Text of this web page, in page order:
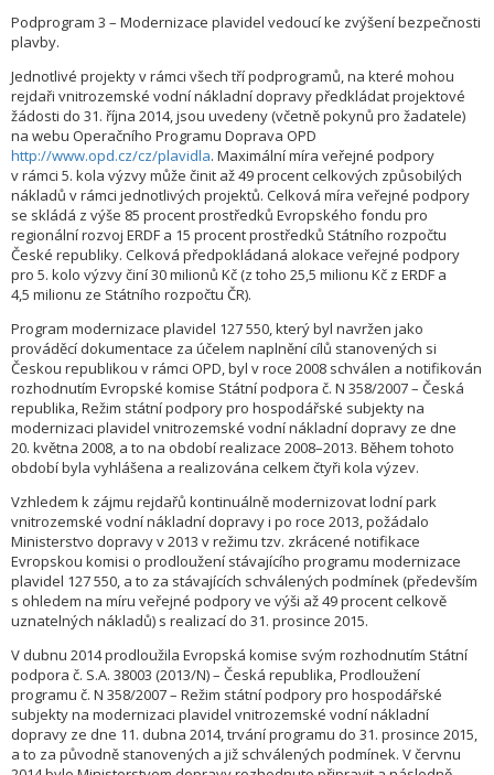
Podprogram 3 – Modernizace plavidel vedoucí ke zvýšení bezpečnosti
plavby.
Jednotlivé projekty v rámci všech tří podprogramů, na které mohou
rejdaři vnitrozemské vodní nákladní dopravy předkládat projektové
žádosti do 31. října 2014, jsou uvedeny (včetně pokynů pro žadatele)
na webu Operačního Programu Doprava OPD
http://www.opd.cz/cz/plavidla. Maximální míra veřejné podpory
v rámci 5. kola výzvy může činit až 49 procent celkových způsobilých
nákladů v rámci jednotlivých projektů. Celková míra veřejné podpory
se skládá z výše 85 procent prostředků Evropského fondu pro
regionální rozvoj ERDF a 15 procent prostředků Státního rozpočtu
České republiky. Celková předpokládaná alokace veřejné podpory
pro 5. kolo výzvy činí 30 milionů Kč (z toho 25,5 milionu Kč z ERDF a
4,5 milionu ze Státního rozpočtu ČR).
Program modernizace plavidel 127 550, který byl navržen jako
prováděcí dokumentace za účelem naplnění cílů stanovených si
Českou republikou v rámci OPD, byl v roce 2008 schválen a notifikován
rozhodnutím Evropské komise Státní podpora č. N 358/2007 – Česká
republika, Režim státní podpory pro hospodářské subjekty na
modernizaci plavidel vnitrozemské vodní nákladní dopravy ze dne
20. května 2008, a to na období realizace 2008–2013. Během tohoto
období byla vyhlášena a realizována celkem čtyři kola výzev.
Vzhledem k zájmu rejdařů kontinuálně modernizovat lodní park
vnitrozemské vodní nákladní dopravy i po roce 2013, požádalo
Ministerstvo dopravy v 2013 v režimu tzv. zkrácené notifikace
Evropskou komisi o prodloužení stávajícího programu modernizace
plavidel 127 550, a to za stávajících schválených podmínek (především
s ohledem na míru veřejné podpory ve výši až 49 procent celkově
uznatelných nákladů) s realizací do 31. prosince 2015.
V dubnu 2014 prodloužila Evropská komise svým rozhodnutím Státní
podpora č. S.A. 38003 (2013/N) – Česká republika, Prodloužení
programu č. N 358/2007 – Režim státní podpory pro hospodářské
subjekty na modernizaci plavidel vnitrozemské vodní nákladní
dopravy ze dne 11. dubna 2014, trvání programu do 31. prosince 2015,
a to za původně stanovených a již schválených podmínek. V červnu